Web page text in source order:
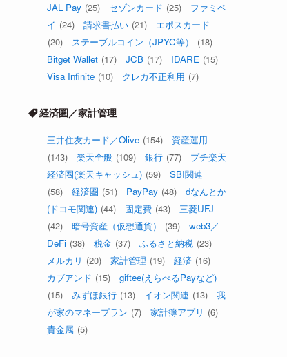
JAL Pay (25) セゾンカード (25)
ファミペ
イ (24) 請求書払い (21)
エポスカード
(20)
ステーブルコイン（JPYC等）
(18)
Bitget Wallet (17) JCB (17) IDARE (15)
Visa Infinite (10) クレカ不正利用 (7)
経済圏／家計管理
三井住友カード／Olive (154)
資産運用
(143)
楽天全般 (109) 銀行 (77)
プチ楽天
経済圏(楽天キャッシュ) (59)
SBI関連
(58)
経済圏 (51) PayPay (48)
dなんとか
(ドコモ関連) (44) 固定費 (43)
三菱UFJ
(42)
暗号資産（仮想通貨） (39)
web3／
DeFi (38) 税金 (37) ふるさと納税 (23)
メルカリ (20) 家計管理 (19) 経済 (16)
カブアンド (15)
giftee(えらべるPayなど)
(15)
みずほ銀行 (13) イオン関連 (13)
我
が家のマネープラン (7) 家計簿アプリ (6)
貴金属 (5)